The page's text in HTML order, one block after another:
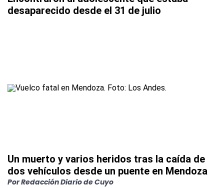
desaparecido desde el 31 de julio
Un muerto y varios heridos tras la caída de
dos vehículos desde un puente en Mendoza
PorRedacción Diario de Cuyo